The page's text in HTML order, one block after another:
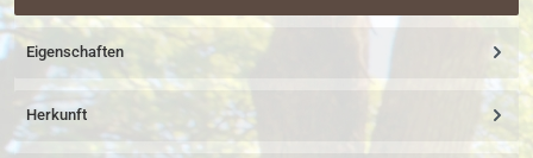
Eigenschaften
Herkunft